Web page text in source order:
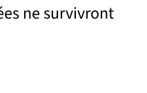
ne survivront